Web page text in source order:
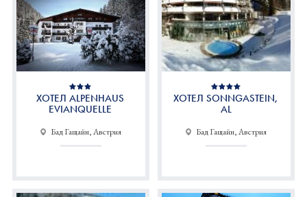
ХОТЕЛ ALPENHAUS
EVIANQUELLE
Бад Гащайн, Австрия
ХОТЕЛ SONNGASTEIN,
AL
Бад Гащайн, Австрия